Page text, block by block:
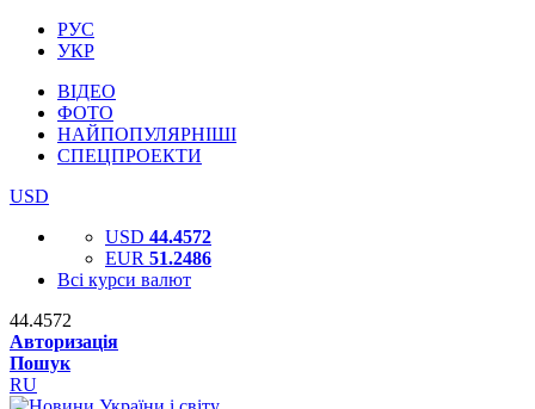
РУС
УКР
ВІДЕО
ФОТО
НАЙПОПУЛЯРНІШІ
СПЕЦПРОЕКТИ
USD
USD 44.4572
EUR 51.2486
Всі курси валют
44.4572
Авторизація
Пошук
RU